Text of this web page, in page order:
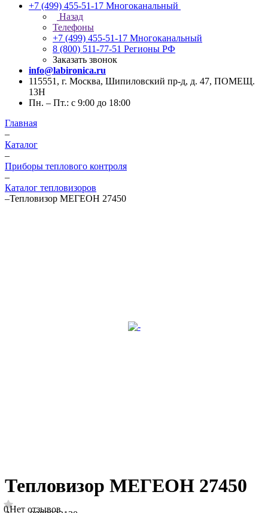
+7 (499) 455-51-17 Многоканальный
Назад
Телефоны
+7 (499) 455-51-17 Многоканальный
8 (800) 511-77-51 Регионы РФ
Заказать звонок
info@labironica.ru
115551, г. Москва, Шипиловский пр-д, д. 47, ПОМЕЩ.
13Н
Пн. – Пт.: с 9:00 до 18:00
Главная
–
Каталог
–
Приборы теплового контроля
–
Каталог тепловизоров
–Тепловизор МЕГЕОН 27450
Тепловизор МЕГЕОН 27450
0Нет отзывов